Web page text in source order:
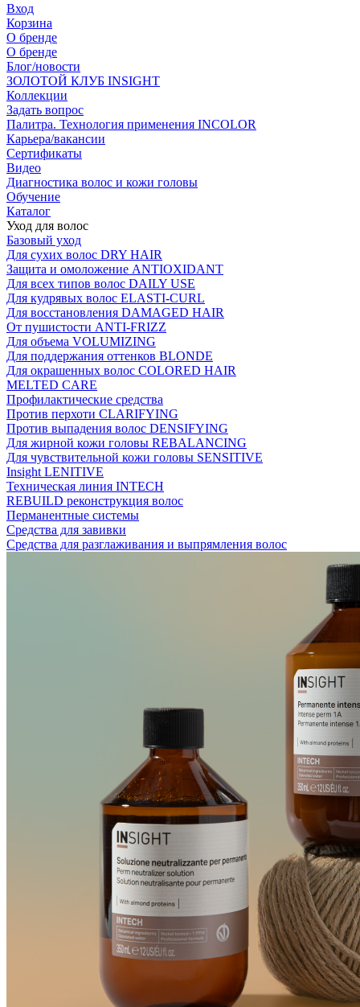
Вход
Корзина
О бренде
О бренде
Блог/новости
ЗОЛОТОЙ КЛУБ INSIGHT
Коллекции
Задать вопрос
Палитра. Технология применения INCOLOR
Карьера/вакансии
Сертификаты
Видео
Диагностика волос и кожи головы
Обучение
Каталог
Уход для волос
Базовый уход
Для сухих волос DRY HAIR
Защита и омоложение ANTIOXIDANT
Для всех типов волос DAILY USE
Для кудрявых волос ELASTI-CURL
Для восстановления DAMAGED HAIR
От пушистости ANTI-FRIZZ
Для объема VOLUMIZING
Для поддержания оттенков BLONDE
Для окрашенных волос COLORED HAIR
MELTED CARE
Профилактические средства
Против перхоти CLARIFYING
Против выпадения волос DENSIFYING
Для жирной кожи головы REBALANCING
Для чувствительной кожи головы SENSITIVE
Insight LENITIVE
Техническая линия INTECH
REBUILD реконструкция волос
Перманентные системы
Средства для завивки
Средства для разглаживания и выпрямления волос